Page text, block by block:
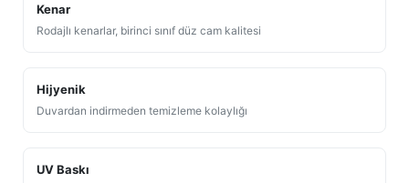
Kenar
Rodajlı kenarlar, birinci sınıf düz cam kalitesi
Hijyenik
Duvardan indirmeden temizleme kolaylığı
UV Baskı